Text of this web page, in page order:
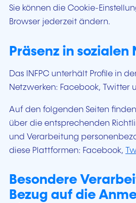
Sie können die Cookie-
Browser jederzeit ändern.
Präsenz in
Das INFPC unterhält Profile in
Netzwerken: Facebook, Twitter
Auf den folgenden Seiten
über die entsprechenden
und Verarbeitung
diese Plattformen: Facebook,
Besondere
Bezug auf die